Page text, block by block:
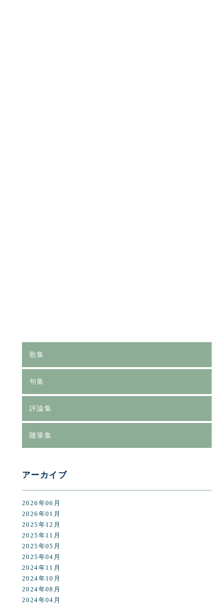
歌集
句集
評論集
随筆集
アーカイブ
2026年06月
2026年01月
2025年12月
2025年11月
2025年05月
2025年04月
2024年11月
2024年10月
2024年08月
2024年04月